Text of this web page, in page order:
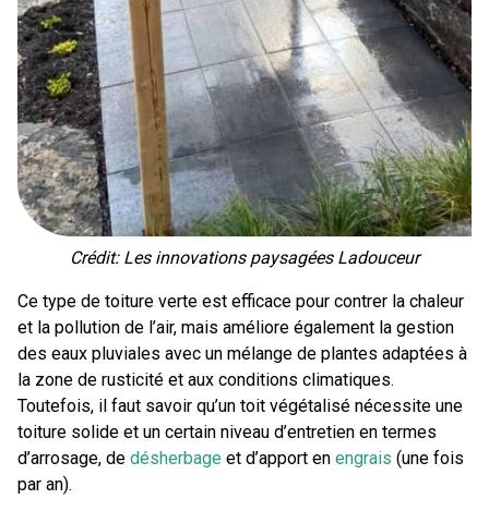
Crédit: Les innovations paysagées Ladouceur
Ce type de toiture verte est efficace pour contrer la chaleur
et la pollution de l’air, mais améliore également la gestion
des eaux pluviales avec un mélange de plantes adaptées à
la zone de rusticité et aux conditions climatiques.
Toutefois, il faut savoir qu’un toit végétalisé nécessite une
toiture solide et un certain niveau d’entretien en termes
d’arrosage, de désherbage et d’apport en engrais (une fois
par an).